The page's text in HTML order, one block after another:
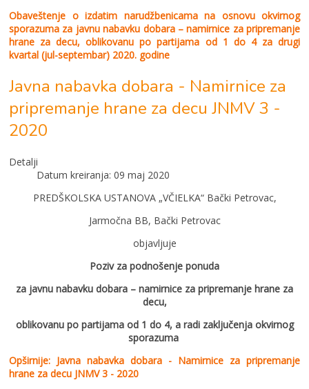
Obaveštenјe o izdatim narudžbenicama na osnovu okvirnog
sporazuma za javnu nabavku dobara – namirnice za pripremanјe
hrane za decu, oblikovanu po partijama od 1 do 4 za drugi
kvartal (jul-septembar) 2020. godine
Javna nabavka dobara - Namirnice za
pripremanje hrane za decu JNMV 3 -
2020
Detalji
Datum kreiranja: 09 maj 2020
PREDŠKOLSKA USTANOVA „VČIELKA“ Bački Petrovac,
Jarmočna BB, Bački Petrovac
objavlјuje
Poziv za podnošenјe ponuda
za javnu nabavku dobara – namirnice za pripremanјe hrane za
decu,
oblikovanu po partijama od 1 do 4, a radi zaključenјa okvirnog
sporazuma
Opširnije: Javna nabavka dobara - Namirnice za pripremanje
hrane za decu JNMV 3 - 2020